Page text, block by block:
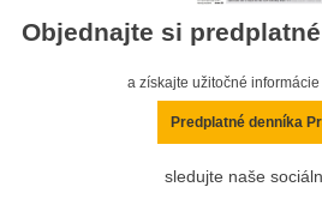
Objednajte si
a získajte užitočné
Predplatné denníka
sledujte naše